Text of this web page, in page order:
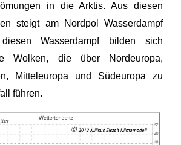
in die Arktis. Aus diesen
steigt am Nordpol Wasserdampf
Wasserdampf bilden sich
Wolken, die über Nordeuropa,
Mitteleuropa und Südeuropa zu
führen.